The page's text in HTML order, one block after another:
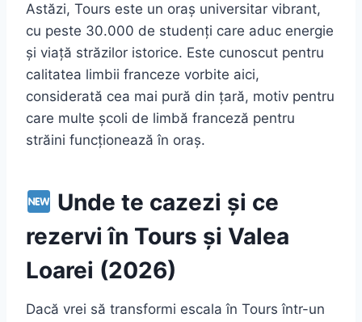
Astăzi, Tours este un oraș universitar vibrant,
cu peste 30.000 de studenți care aduc energie
și viață străzilor istorice. Este cunoscut pentru
calitatea limbii franceze vorbite aici,
considerată cea mai pură din țară, motiv pentru
care multe școli de limbă franceză pentru
străini funcționează în oraș.
Unde te cazezi și ce
rezervi în Tours și Valea
Loarei (2026)
Dacă vrei să transformi escala în Tours într-un